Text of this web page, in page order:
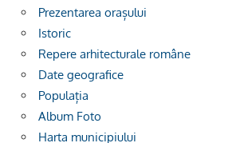
Prezentarea orașului
Istoric
Repere arhitecturale române
Date geografice
Populația
Album Foto
Harta municipiului